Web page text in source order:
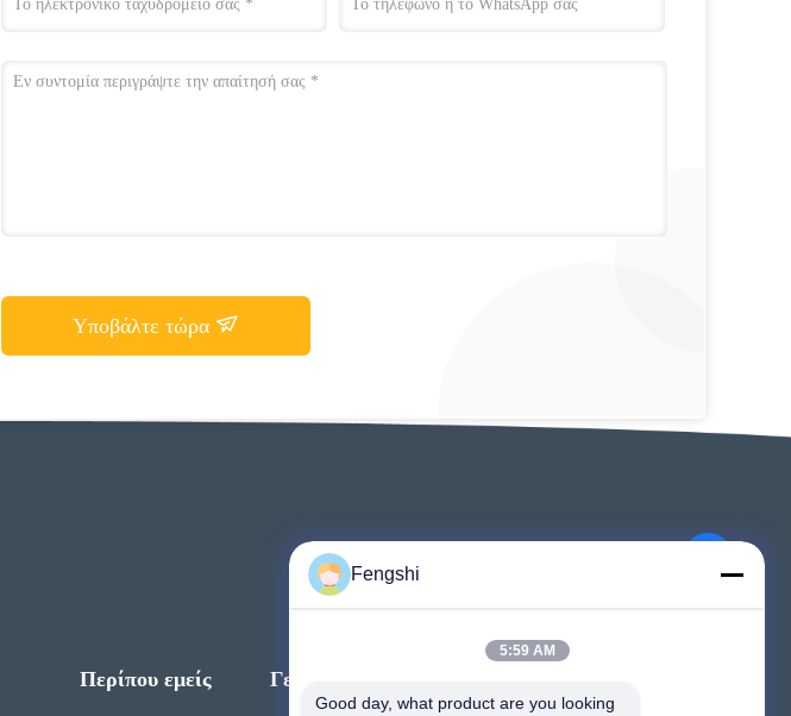
Υποβάλτε τώρα
Περίπου εμείς Γεγονότα
Ζητήστε ένα
Fengshi
5:59 AM
Good day, what product are you looking